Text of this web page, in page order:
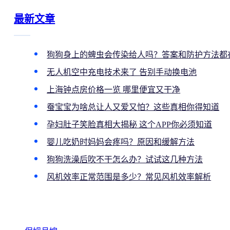
最新文章
狗狗身上的蜱虫会传染给人吗？答案和防护方法都
无人机空中充电技术来了 告别手动换电池
上海钟点房价格一览 哪里便宜又干净
蚕宝宝为啥总让人又爱又怕？这些真相你得知道
孕妇肚子笑脸真相大揭秘 这个APP你必须知道
婴儿吃奶时妈妈会疼吗？原因和缓解方法
狗狗洗澡后吹不干怎么办？试试这几种方法
风机效率正常范围是多少？常见风机效率解析